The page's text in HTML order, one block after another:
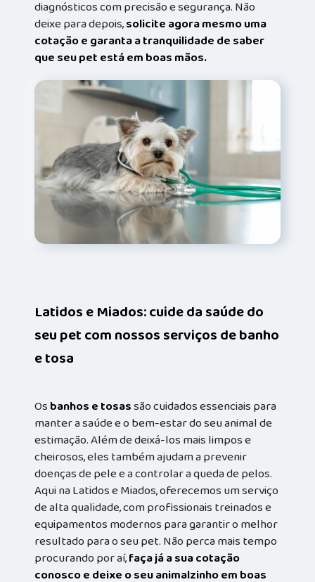
diagnósticos com precisão e segurança. Não
deixe para depois,solicite agora mesmo uma
cotação e garanta a tranquilidade de saber
que seu pet está em boas mãos.
Latidos e Miados: cuide da saúde do
seu pet com nossos serviços de banho
e tosa
Osbanhos e tosassão cuidados essenciais para
manter a saúde e o bem-estar do seu animal de
estimação. Além de deixá-los mais limpos e
cheirosos, eles também ajudam a prevenir
doenças de pele e a controlar a queda de pelos.
Aqui na Latidos e Miados, oferecemos um serviço
de alta qualidade, com profissionais treinados e
equipamentos modernos para garantir o melhor
resultado para o seu pet. Não perca mais tempo
procurando por aí,faça já a sua cotação
conosco e deixe o seu animalzinho em boas